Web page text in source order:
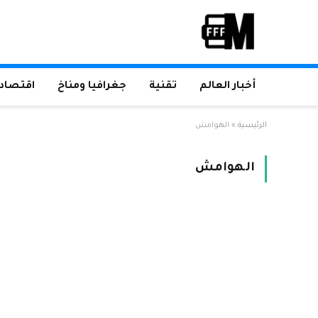
أخبار العالم تقنية جغرافيا ومناخ
الرئيسية » الهوامش
الهوامش